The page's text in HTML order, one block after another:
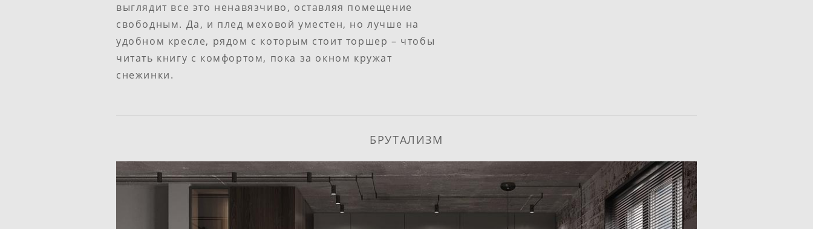
выглядит все это ненавязчиво, оставляя помещение
свободным. Да, и плед меховой уместен, но лучше на
удобном кресле, рядом с которым стоит торшер – чтобы
читать книгу с комфортом, пока за окном кружат
снежинки.
БРУТАЛИЗМ